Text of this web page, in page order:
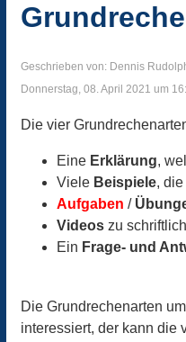
Geschrieben von: Dennis
Donnerstag, 08. April 2021 um
Die vier
Eine Erklärung,
Viele Beispiele,
Aufgaben /
Videos zu
Ein Frage- und
Die Grundrechenarten
interessiert, der kann die